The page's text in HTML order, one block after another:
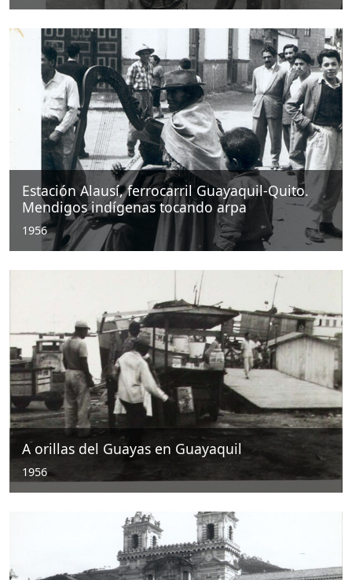
Estación Alausí, ferrocarril Guayaquil-Quito.
Mendigos indígenas tocando arpa
1956
A orillas del Guayas en Guayaquil
1956